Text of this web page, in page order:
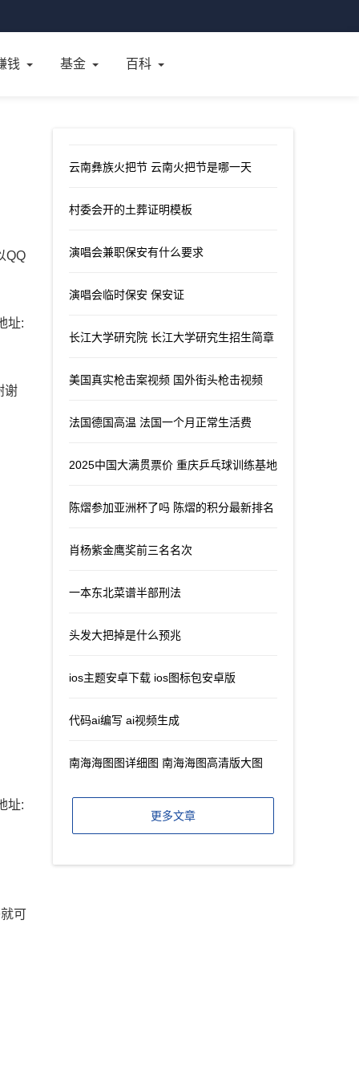
钱 基金 百科
QQ
址:
谢
址:
可
云南彝族火把节 云南火把节是哪一天
村委会开的土葬证明模板
演唱会兼职保安有什么要求
演唱会临时保安 保安证
长江大学研究院 长江大学研究生招生简章
美国真实枪击案视频 国外街头枪击视频
法国德国高温 法国一个月正常生活费
2025中国大满贯票价 重庆乒乓球训练基地
陈熠参加亚洲杯了吗 陈熠的积分最新排名
肖杨紫金鹰奖前三名名次
一本东北菜谱半部刑法
头发大把掉是什么预兆
ios主题安卓下载 ios图标包安卓版
代码ai编写 ai视频生成
南海海图图详细图 南海海图高清版大图
更多文章